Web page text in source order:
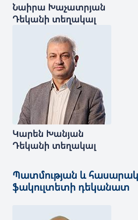
Նաիրա Խաչատրյան
Դեկանի տեղակալ
Կարեն Խանյան
Դեկանի տեղակալ
Պատմության և
ֆակուլտետի դեկանատ